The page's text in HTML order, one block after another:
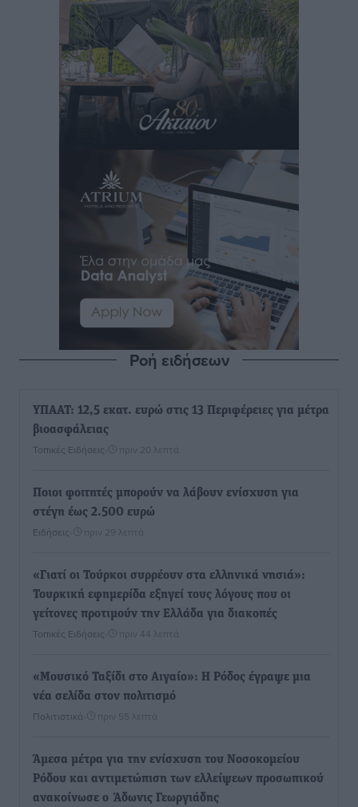
Ροή ειδήσεων
ΥΠΑΑΤ: 12,5 εκατ. ευρώ στις 13 Περιφέρειες για μέτρα
βιοασφάλειας
Τοπικές Ειδήσεις πριν 20 λεπτά
Ποιοι φοιτητές μπορούν να λάβουν ενίσχυση για
στέγη έως 2.500 ευρώ
Ειδήσεις πριν 29 λεπτά
«Γιατί οι Τούρκοι συρρέουν στα ελληνικά νησιά»:
Τουρκική εφημερίδα εξηγεί τους λόγους που οι
γείτονες προτιμούν την Ελλάδα για διακοπές
Τοπικές Ειδήσεις πριν 44 λεπτά
«Μουσικό Ταξίδι στο Αιγαίο»: Η Ρόδος έγραψε μια
νέα σελίδα στον πολιτισμό
Πολιτιστικά πριν 55 λεπτά
Άμεσα μέτρα για την ενίσχυση του Νοσοκομείου
Ρόδου και αντιμετώπιση των ελλείψεων προσωπικού
ανακοίνωσε ο Άδωνις Γεωργιάδης